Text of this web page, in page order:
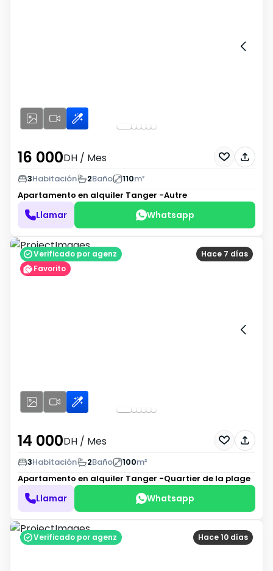
16 000DH / Mes
3Habitación 2Baño 110m²
Apartamento en alquiler Tanger -Autre
Llamar Whatsapp
Hace 7 días
Verificado por agenz
Favorito
14 000DH / Mes
3Habitación 2Baño 100m²
Apartamento en alquiler Tanger -Quartier de la plage
Llamar Whatsapp
Hace 10 días
Verificado por agenz